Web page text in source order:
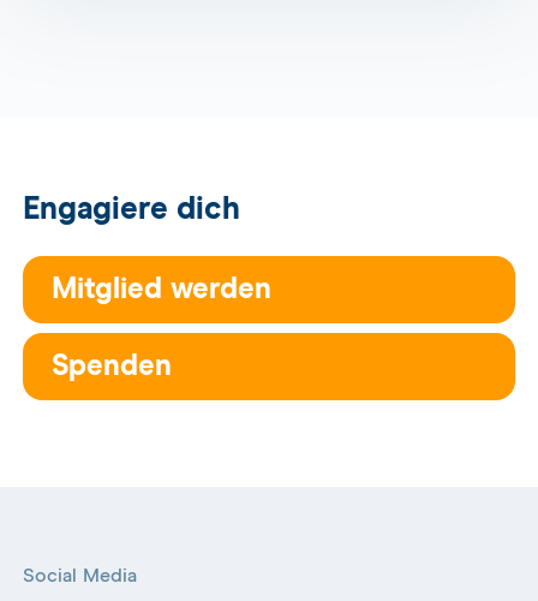
Engagiere dich
Mitglied werden
Spenden
Social Media